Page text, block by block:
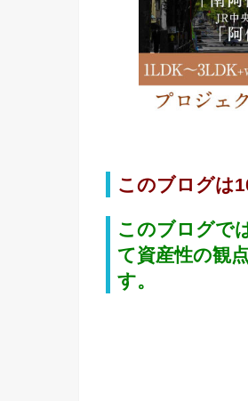
このブログは
このブログで
て資産性の観
す。